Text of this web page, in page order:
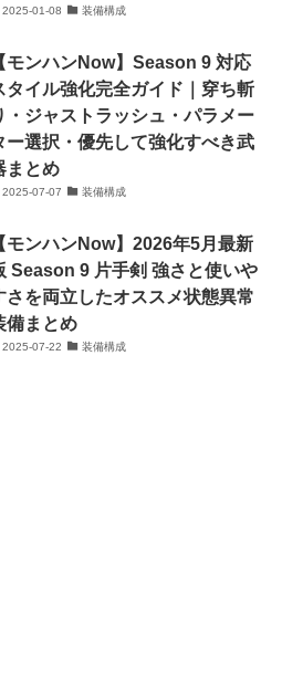
2025-01-08 装備構成
モンハンNow】Season 9 対応
タイル強化完全ガイド｜穿ち斬
・ジャストラッシュ・パラメー
ー選択・優先して強化すべき武
まとめ
2025-07-07 装備構成
モンハンNow】2026年5月最新
Season 9 片手剣 強さと使いや
さを両立したオススメ状態異常
備まとめ
2025-07-22 装備構成